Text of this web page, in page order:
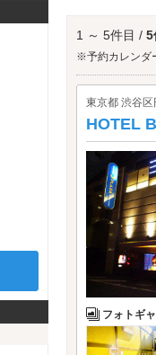
1 ～ 5件目 / 5
※予約カレンダ
東京都 渋谷区
HOTEL
フォトギ